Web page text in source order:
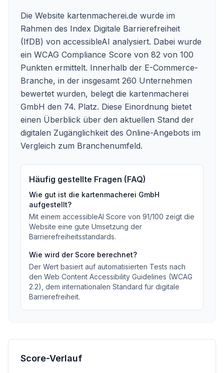
Die Website kartenmacherei.de wurde im
Rahmen des Index Digitale Barrierefreiheit
(IfDB) von accessibleAI analysiert. Dabei wurde
ein WCAG Compliance Score von 82 von 100
Punkten ermittelt. Innerhalb der E-Commerce-
Branche, in der insgesamt 260 Unternehmen
bewertet wurden, belegt die kartenmacherei
GmbH den 74. Platz. Diese Einordnung bietet
einen Überblick über den aktuellen Stand der
digitalen Zugänglichkeit des Online-Angebots im
Vergleich zum Branchenumfeld.
Häufig gestellte Fragen (FAQ)
Wie gut ist die kartenmacherei GmbH
aufgestellt?
Mit einem accessibleAI Score von 91/100 zeigt die
Website eine gute Umsetzung der
Barrierefreiheitsstandards.
Wie wird der Score berechnet?
Der Wert basiert auf automatisierten Tests nach
den Web Content Accessibility Guidelines (WCAG
2.2), dem internationalen Standard für digitale
Barrierefreiheit.
Score-Verlauf